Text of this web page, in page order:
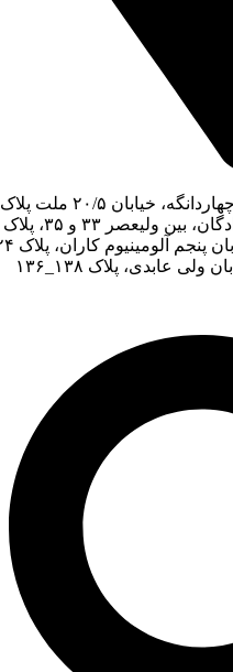
۵۱،۵۳،۵۵
۱۷۵۳
کاران، پلاک ۲۴
۱۳۸_۱۳۶